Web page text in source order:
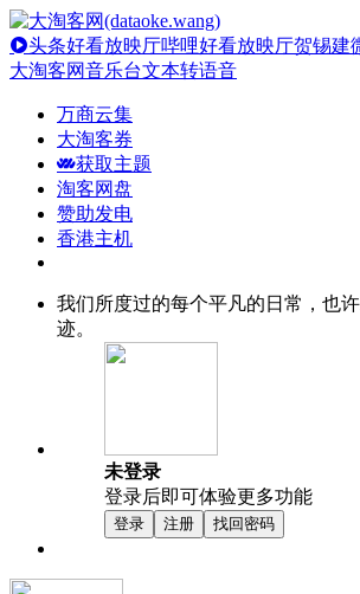
头条好看放映厅哔哩好看放映厅贺锡建
大淘客网音乐台文本转语音
万商云集
大淘客券
获取主题
淘客网盘
赞助发电
香港主机
我们所度过的每个平凡的日常，也
迹。
未登录
登录后即可体验更多功能
登录 注册 找回密码